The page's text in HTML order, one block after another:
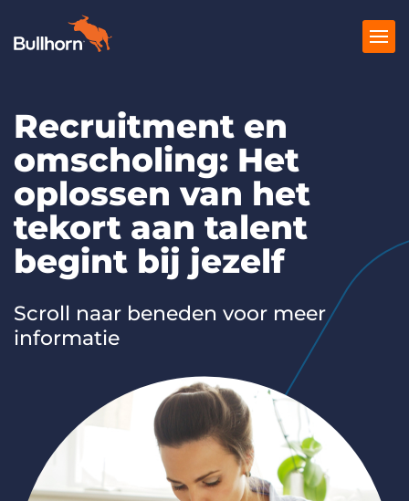
Producten
Prijzen
Kennisbank
Marketplace
Over Ons
Vraag een demo aan Inloggen
Recruitment en
omscholing: Het
oplossen van het
tekort aan talent
begint bij jezelf
Scroll naar beneden voor meer
informatie